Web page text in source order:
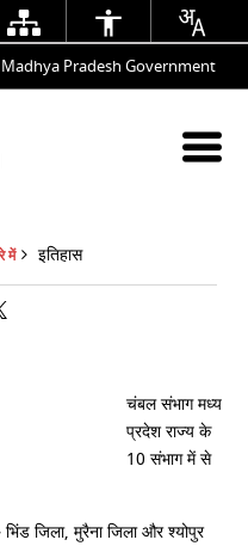
Madhya Pradesh Government
में इतिहास
चंबल संभाग मध्य
प्रदेश राज्य के
10 संभाग में से
जिला, मुरैना जिला और श्योपुर